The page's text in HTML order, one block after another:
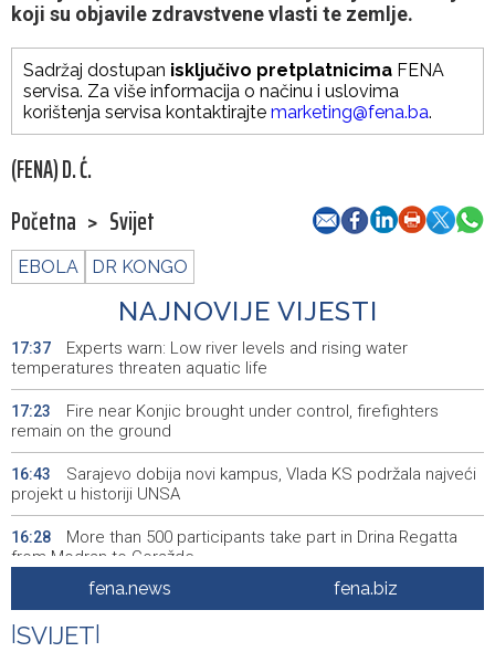
koji su objavile zdravstvene vlasti te zemlje.
Sadržaj dostupan isključivo pretplatnicima FENA
servisa. Za više informacija o načinu i uslovima
korištenja servisa kontaktirajte marketing@fena.ba.
(FENA) D. Ć.
Početna > Svijet
EBOLA DR KONGO
NAJNOVIJE VIJESTI
17:37
Experts warn: Low river levels and rising water
temperatures threaten aquatic life
17:23
Fire near Konjic brought under control, firefighters
remain on the ground
16:43
Sarajevo dobija novi kampus, Vlada KS podržala najveći
projekt u historiji UNSA
16:28
More than 500 participants take part in Drina Regatta
from Modran to Goražde
'Suočavanje s prošlošću' SFF-a: Filmovi koji istražuju
nasljeđe sukoba i mogućnosti otpora
fena.news fena.biz
SVIJET